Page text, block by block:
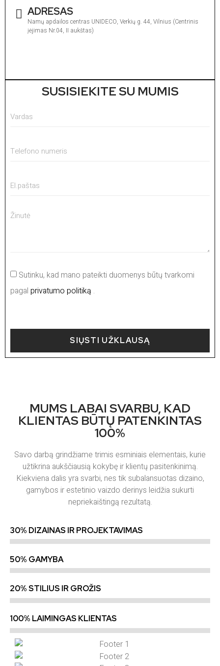
ADRESAS
Namų apdailos centras UNIDECO, Verkių g. 44, Vilnius (Centrinis
įėjimas Nr.04, II aukštas)
SUSISIEKITE SU MUMIS
Sutinku, kad mano pateikti duomenys būtų tvarkomi
pagal privatumo politiką .
SIŲSTI UŽKLAUSĄ
MUMS LABAI SVARBU, KAD
KLIENTAS BŪTŲ PATENKINTAS
100%
Savo darbą grindžiame trimis esminiais elementais, kurie
užtikrina aukščiausią kokybę ir klientų pasitenkinimą.
Kiekviena dalis yra svarbi, nes tik subalansuotas dizaino,
gamybos ir estetinio vaizdo derinys leidžia sukurti
nepriekaištingą rezultatą.
30% DIZAINAS IR PROJEKTAVIMAS
50% GAMYBA
20% STILIUS IR GROŽIS
100% LAIMINGAS KLIENTAS